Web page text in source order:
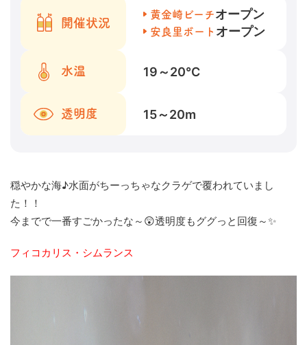
開催状況
黄金崎ビーチオープン
安良里ボート オープン
水温 19～20℃
透明度 15～20m
穏やかな海♪水面がちーっちゃなクラゲで覆われていまし
た！！
今までで一番すごかったな～😲透明度もググっと回復～✨
フィコカリス・シムランス